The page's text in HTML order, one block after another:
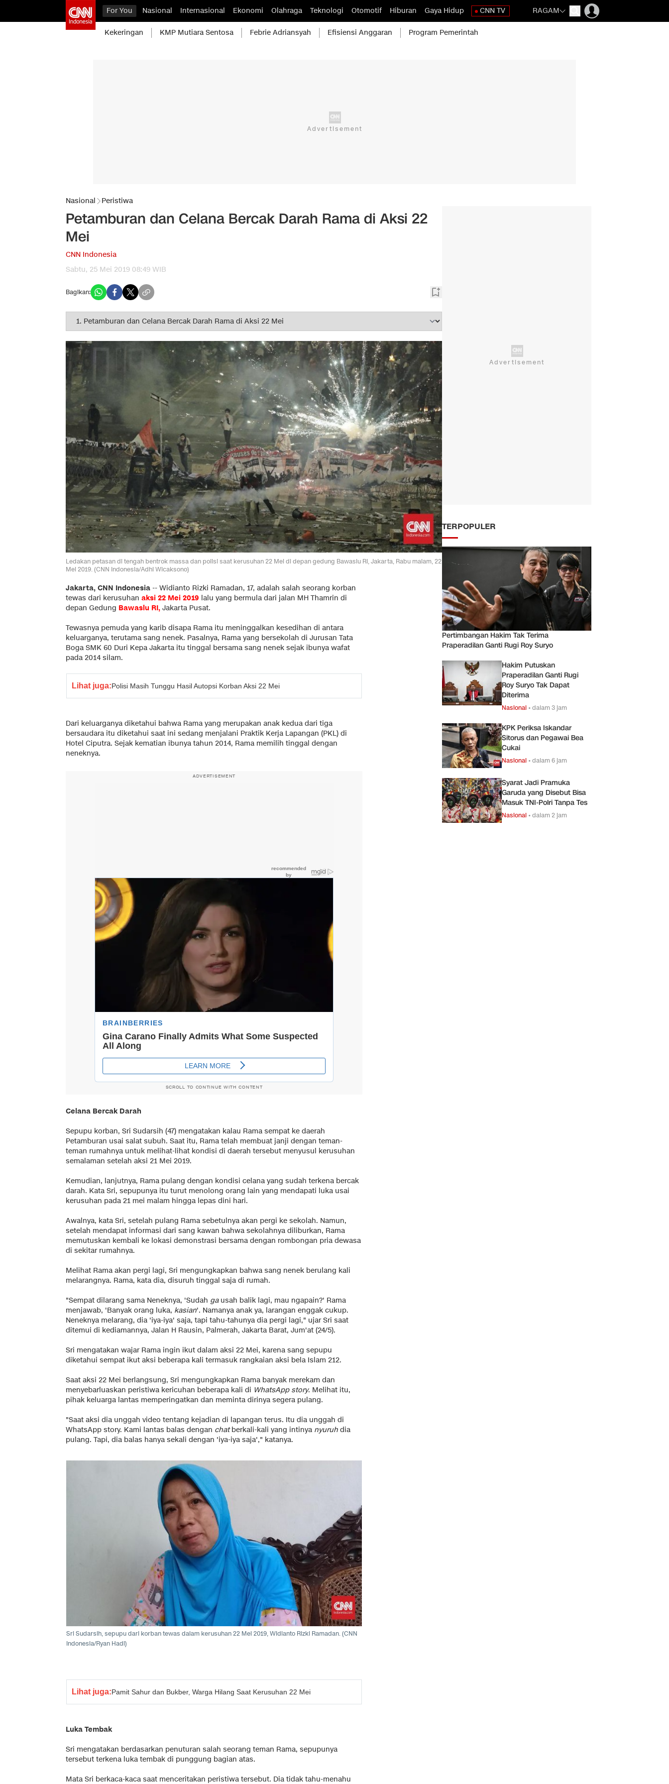
For You Nasional Internasional Ekonomi Olahraga Teknologi Otomotif Hiburan Gaya Hidup CNN TV RAGAM
Kekeringan KMP Mutiara Sentosa Febrie Adriansyah Efisiensi Anggaran Program Pemerintah
Nasional Peristiwa
Petamburan dan Celana Bercak Darah Rama di Aksi 22
Mei
CNN Indonesia
Sabtu, 25 Mei 2019 08:49 WIB
Bagikan:
Ledakan petasan di tengah bentrok massa dan polisi saat kerusuhan 22 Mei di depan gedung Bawaslu RI, Jakarta, Rabu malam, 22
Mei 2019. (CNN Indonesia/Adhi Wicaksono)
Jakarta, CNN Indonesia -- Widianto Rizki Ramadan, 17, adalah salah seorang korban
tewas dari kerusuhan aksi 22 Mei 2019 lalu yang bermula dari jalan MH Thamrin di
depan Gedung Bawaslu RI, Jakarta Pusat.
Tewasnya pemuda yang karib disapa Rama itu meninggalkan kesedihan di antara
keluarganya, terutama sang nenek. Pasalnya, Rama yang bersekolah di Jurusan Tata
Boga SMK 60 Duri Kepa Jakarta itu tinggal bersama sang nenek sejak ibunya wafat
pada 2014 silam.
Lihat juga:Polisi Masih Tunggu Hasil Autopsi Korban Aksi 22 Mei
Dari keluarganya diketahui bahwa Rama yang merupakan anak kedua dari tiga
bersaudara itu diketahui saat ini sedang menjalani Praktik Kerja Lapangan (PKL) di
Hotel Ciputra. Sejak kematian ibunya tahun 2014, Rama memilih tinggal dengan
neneknya.
ADVERTISEMENT
SCROLL TO CONTINUE WITH CONTENT
Celana Bercak Darah
Sepupu korban, Sri Sudarsih (47) mengatakan kalau Rama sempat ke daerah
Petamburan usai salat subuh. Saat itu, Rama telah membuat janji dengan teman-
teman rumahnya untuk melihat-lihat kondisi di daerah tersebut menyusul kerusuhan
semalaman setelah aksi 21 Mei 2019.
Kemudian, lanjutnya, Rama pulang dengan kondisi celana yang sudah terkena bercak
darah. Kata Sri, sepupunya itu turut menolong orang lain yang mendapati luka usai
kerusuhan pada 21 mei malam hingga lepas dini hari.
Awalnya, kata Sri, setelah pulang Rama sebetulnya akan pergi ke sekolah. Namun,
setelah mendapat informasi dari sang kawan bahwa sekolahnya diliburkan, Rama
memutuskan kembali ke lokasi demonstrasi bersama dengan rombongan pria dewasa
di sekitar rumahnya.
Melihat Rama akan pergi lagi, Sri mengungkapkan bahwa sang nenek berulang kali
melarangnya. Rama, kata dia, disuruh tinggal saja di rumah.
"Sempat dilarang sama Neneknya, 'Sudah gausah balik lagi, mau ngapain?' Rama
menjawab, 'Banyak orang luka, kasian'. Namanya anak ya, larangan enggak cukup.
Neneknya melarang, dia 'iya-iya' saja, tapi tahu-tahunya dia pergi lagi," ujar Sri saat
ditemui di kediamannya, Jalan H Rausin, Palmerah, Jakarta Barat, Jum'at (24/5).
Sri mengatakan wajar Rama ingin ikut dalam aksi 22 Mei, karena sang sepupu
diketahui sempat ikut aksi beberapa kali termasuk rangkaian aksi bela Islam 212.
Saat aksi 22 Mei berlangsung, Sri mengungkapkan Rama banyak merekam dan
menyebarluaskan peristiwa kericuhan beberapa kali di WhatsApp story. Melihat itu,
pihak keluarga lantas memperingatkan dan meminta dirinya segera pulang.
"Saat aksi dia unggah video tentang kejadian di lapangan terus. Itu dia unggah di
WhatsApp story. Kami lantas balas dengan chatberkali-kali yang intinya nyuruh dia
pulang. Tapi, dia balas hanya sekali dengan 'iya-iya saja'," katanya.
Sri Sudarsih, sepupu dari korban tewas dalam kerusuhan 22 Mei 2019, Widianto Rizki Ramadan.(CNN
Indonesia/Ryan Hadi)
Lihat juga:Pamit Sahur dan Bukber, Warga Hilang Saat Kerusuhan 22 Mei
Luka Tembak
Sri mengatakan berdasarkan penuturan salah seorang teman Rama, sepupunya
tersebut terkena luka tembak di punggung bagian atas.
Mata Sri berkaca-kaca saat menceritakan peristiwa tersebut. Dia tidak tahu-menahu
TERPOPULER
Pertimbangan Hakim Tak Terima
Praperadilan Ganti Rugi Roy Suryo
Hakim Putuskan
Praperadilan Ganti Rugi
Roy Suryo Tak Dapat
Diterima
Nasional •dalam 3 jam
KPK Periksa Iskandar
Sitorus dan Pegawai Bea
Cukai
Nasional •dalam 6 jam
Syarat Jadi Pramuka
Garuda yang Disebut Bisa
Masuk TNI-Polri Tanpa Tes
Nasional •dalam 2 jam